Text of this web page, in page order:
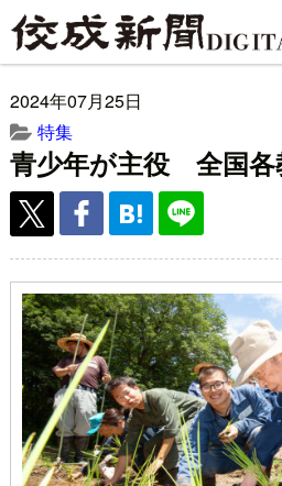
2024年07月25日
特集
青少年が主役 全国各